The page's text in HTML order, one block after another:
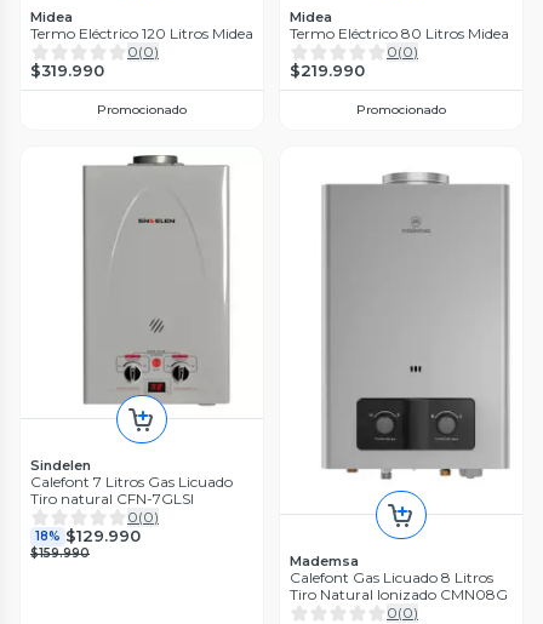
Midea
Termo Eléctrico 120 Litros Midea
0(0)
$319.990
Promocionado
Midea
Termo Eléctrico 80 Litros Midea
0(0)
$219.990
Promocionado
Sindelen
Calefont 7 Litros Gas Licuado
Tiro natural CFN-7GLSI
0(0)
18% $129.990
$159.990 Mademsa
Calefont Gas Licuado 8 Litros
Tiro Natural Ionizado CMN08G
0(0)